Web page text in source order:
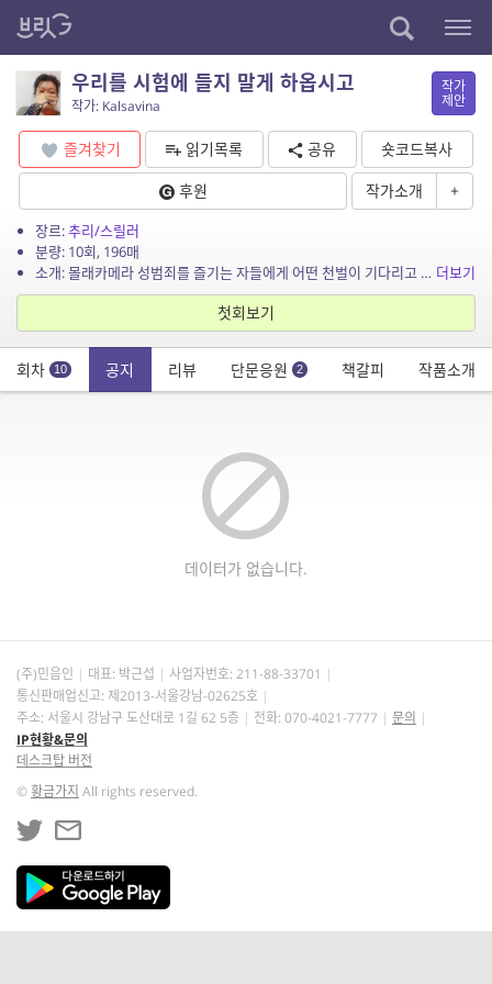
우리를 시험에 들지 말게 하옵시고
작가: Kalsavina
작가
제안
즐겨찾기 읽기목록 공유
숏코드복사
후원
작가소개 +
장르:추리/스릴러
분량: 10회, 196매
소개: 몰래카메라 성범죄를 즐기는 자들에게 어떤 천벌이 기다리고 있을까요? 더보기
첫회보기
회차 10 공지 리뷰 단문응원 2 책갈피 작품소개
데이터가 없습니다.
(주)민음인 대표: 박근섭 사업자번호: 211-88-33701
통신판매업신고: 제2013-서울강남-02625호
주소: 서울시 강남구 도산대로 1길 62 5층
전화: 070-4021-7777
문의
IP현황&문의
데스크탑 버전
©황금가지 All rights reserved.